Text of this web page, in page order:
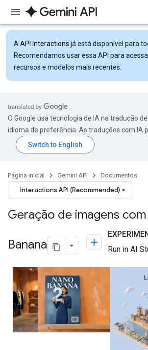
A API Interactions já está disponível para
Recomendamos usar essa API para
recursos e modelos mais recentes.
O Google usa tecnologia de IA na tradução
idioma de preferência. As traduções com IA
Página inicial Gemini API Documentos
Interactions API (Recommended)
Geração de imagens
Banana